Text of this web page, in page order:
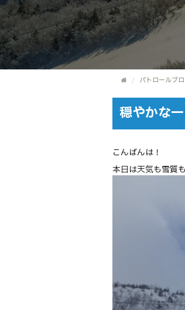
パトロールブ
穏やかな
こんばんは！
本日は天気も雪質